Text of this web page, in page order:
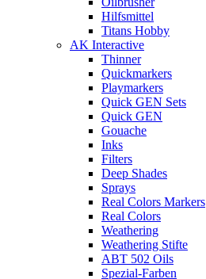
Hilfsmittel
Titans Hobby
AK Interactive
Thinner
Quickmarkers
Playmarkers
Quick GEN Sets
Quick GEN
Gouache
Inks
Filters
Deep Shades
Sprays
Real Colors Markers
Real Colors
Weathering
Weathering Stifte
ABT 502 Oils
Spezial-Farben